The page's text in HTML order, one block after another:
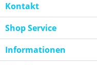
Kontakt
Shop Service
Informationen